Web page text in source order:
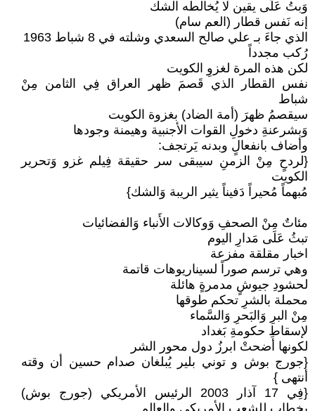
وَبتُ عَلَى يقين لا يُخالطه الشك
إنه نَفس قطار (العم سام)
الذي جاءَ بـ علي صالح السعدي وشلته في 8 شباط 1963
رُكب مجدداً
لكن هذه المرة لغزوِ الكويت
نفس القطار الذي قَصمَ ظهر العراق فِي الثامن مِنْ
شباط
سيقصمُ ظهرَ (أمة الضاد) بغزوة الكويت
وَبشرعنةِ دخولِ القوات الأجنبية وهيمنة وجودها
وأضاف بانفعالٍ وبدنه يَرتجف:
{لردحٍ مِنْ الزمنِ سيبقى سر حقيقة فِيلم غزو وَتحرير
الكويت
مُبهماً مُحيراً دَفيناً يثير الريبة وَالشك}
مئاتٌ مِنْ الصحفِ وَوكالات الأَنباء وَالفضائيات
تبثُ عَلَى مَدارِ اليوم
اخبار مقلقة مفزعة
وهي ترسم صوراً لسيناريوهات قاتمة
لحشودِ جيوشٍ مدمرةٍ هائلة
محملة بالشرِ تحكم طوقها
مِنْ البرِ وَالبَحرِ وَالسَّماء
لإسقاطِ حكومةِ بَغداد
لكونها أضحتْ ابرزُ دول محور الشر
{جورج بوش و توني بلير يُبلغان صدام حسين أن وقته
أنتهى }
{فِي 17 آذار 2003 الرئيس الأمريكي (جورج بوش)